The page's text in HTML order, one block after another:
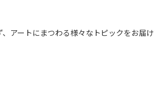
アートにまつわる様々なトピックをお届